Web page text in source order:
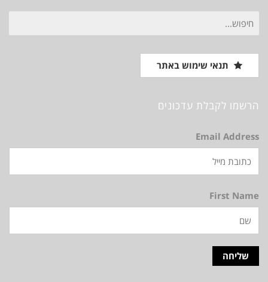
חיפוש
עבור:
תנאי שימוש באתר
הרשמו לקבלת עדכונים
Email Address
First Name